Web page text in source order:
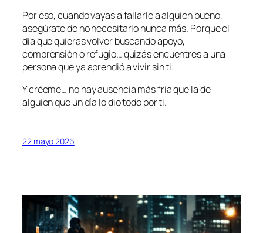
Por eso, cuando vayas a fallarle a alguien bueno,
asegúrate de no necesitarlo nunca más. Porque el
día que quieras volver buscando apoyo,
comprensión o refugio… quizás encuentres a una
persona que ya aprendió a vivir sin ti.
Y créeme… no hay ausencia más fría que la de
alguien que un día lo dio todo por ti.
22 mayo 2026